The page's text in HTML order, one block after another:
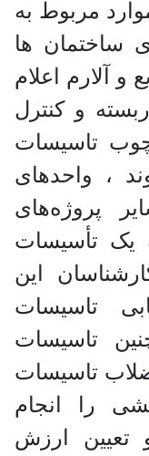
مربوط به
ساختمان ها
آلارم اعلام
و کنترل
تاسیسات
، واحدهای
پروژه‌های
یک تأسیسات
این
تاسیسات
تاسیسات
تاسیسات
را انجام
و تعیین ارزش